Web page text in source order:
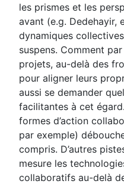
les prismes et les
avant (e.g. Dedehayir,
dynamiques
suspens. Comment
projets, au-delà des
pour aligner leurs
aussi se demander
facilitantes à cet
formes d’action
par exemple)
compris. D’autres
mesure les
collaboratifs au-delà